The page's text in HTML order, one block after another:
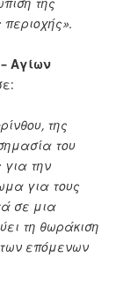
Αγίων
της
του
για την
για τους
σε μια
τη θωράκιση
των επόμενων